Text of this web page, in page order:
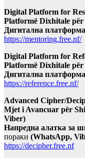
Digital Platform for
Platformë Dixhitale
Дигитална
https://mentoring.free.nf/
Digital Platform for
Platformë Dixhitale
Дигитална
https://reference.free.nf/
Advanced Cipher/
Mjet i Avancuar për
Viber)
Напредна алатка за
пораки (WhatsApp,
https://decipher.free.nf